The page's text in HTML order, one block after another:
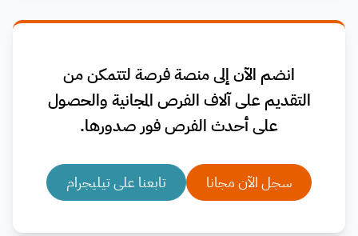
انضم الآن إلى منصة فرصة لتتمكن من
التقديم على آلاف الفرص المجانية والحصول
على أحدث الفرص فور صدورها.
سجل الآن مجانا تابعنا على تيليجرام